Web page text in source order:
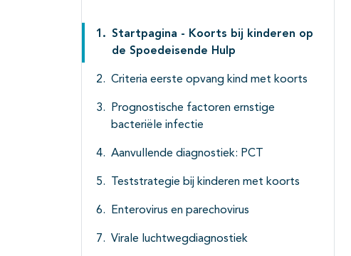
Startpagina - Koorts bij kinderen op
de Spoedeisende Hulp
Criteria eerste opvang kind met koorts
Prognostische factoren ernstige
bacteriële infectie
Aanvullende diagnostiek: PCT
Teststrategie bij kinderen met koorts
Enterovirus en parechovirus
Virale luchtwegdiagnostiek